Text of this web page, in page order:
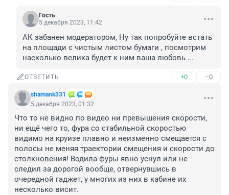
Гость
5 декабря 2023, 11:42
АК забанен модератором, Ну так попробуйте встать
на площади с чистым листом бумаги , посмотрим
насколько велика будет к ним ваша любовь ...
ОТВЕТИТЬ +0 –0
shamank331
5 декабря 2023, 01:32
Что то не видно по видео ни превышения скорости,
ни ещё чего то, фура со стабильной скоростью
видимо на круизе плавно и неизменно смещается с
полосы не меняя траектории смещения и скорости до
столкновения! Водила фуры явно уснул или не
следил за дорогой вообще, отвернувшись в
очередной гаджет, у многих из них в кабине их
несколько висит.